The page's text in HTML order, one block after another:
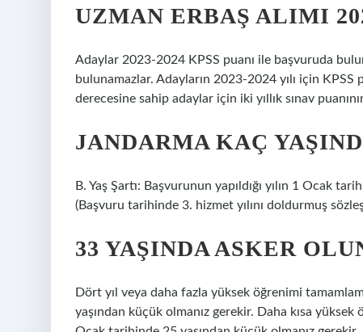
UZMAN ERBAŞ ALIMI
Adaylar 2023-2024 KPSS puanı ile başvuruda
bulunamazlar. Adayların 2023-2024 yılı için KPSS
derecesine sahip adaylar için iki yıllık sınav
JANDARMA KAÇ
B. Yaş Şartı: Başvurunun yapıldığı yılın 1 Ocak
(Başvuru tarihinde 3. hizmet yılını doldurmuş
33 YAŞINDA ASKER
Dört yıl veya daha fazla yüksek öğrenimi
yaşından küçük olmanız gerekir. Daha kısa yüksek